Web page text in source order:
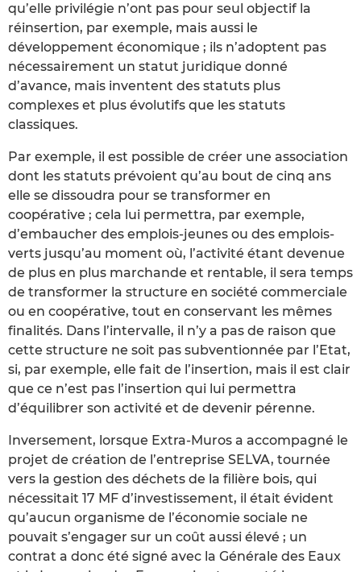
qu’elle privilégie n’ont pas pour seul objectif la
réinsertion, par exemple, mais aussi le
développement économique ; ils n’adoptent pas
nécessairement un statut juridique donné
d’avance, mais inventent des statuts plus
complexes et plus évolutifs que les statuts
classiques.
Par exemple, il est possible de créer une association
dont les statuts prévoient qu’au bout de cinq ans
elle se dissoudra pour se transformer en
coopérative ; cela lui permettra, par exemple,
d’embaucher des emplois-jeunes ou des emplois-
verts jusqu’au moment où, l’activité étant devenue
de plus en plus marchande et rentable, il sera temps
de transformer la structure en société commerciale
ou en coopérative, tout en conservant les mêmes
finalités. Dans l’intervalle, il n’y a pas de raison que
cette structure ne soit pas subventionnée par l’Etat,
si, par exemple, elle fait de l’insertion, mais il est clair
que ce n’est pas l’insertion qui lui permettra
d’équilibrer son activité et de devenir pérenne.
Inversement, lorsque Extra-Muros a accompagné le
projet de création de l’entreprise SELVA, tournée
vers la gestion des déchets de la filière bois, qui
nécessitait 17 MF d’investissement, il était évident
qu’aucun organisme de l’économie sociale ne
pouvait s’engager sur un coût aussi élevé ; un
contrat a donc été signé avec la Générale des Eaux